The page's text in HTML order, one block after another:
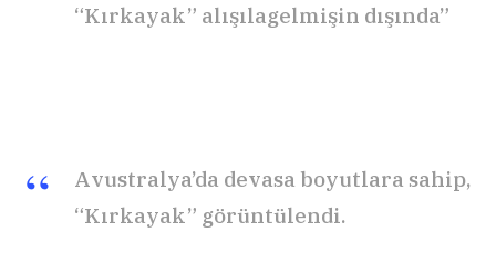
“Kırkayak” alışılagelmişin dışında”
Avustralya’da devasa boyutlara sahip,
“Kırkayak” görüntülendi.